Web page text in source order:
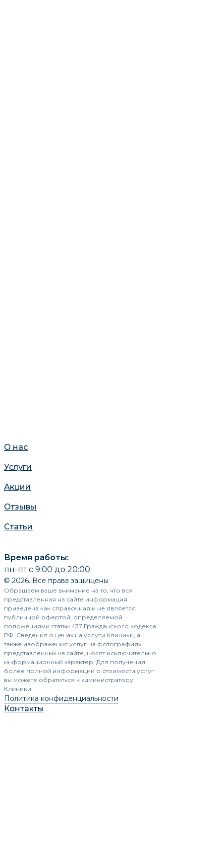
О нас
Услуги
Акции
Отзывы
Статьи
Время работы:
пн-пт с 9:00 до 20:00
© 2026. Все права защищены
Обращаем ваше внимание на то, что вся
представленная на сайте информация
приведена как справочная и не является
публичной офертой, определяемой
положениями статьи 437 Гражданского кодекса
РФ. Сведения о ценах на услуги Клиники, а
также изображения услуг на фотографиях,
представленных на сайте, носят исключительно
информационный характер. Для получения
более полной информации о стоимости услуг
вы можете обратиться к администратору
Клиники
Политика конфиденциальности
Контакты